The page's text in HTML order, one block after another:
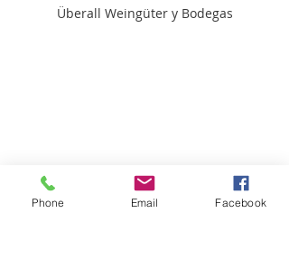
Überall Weingüter y Bodegas
Phone Email Facebook